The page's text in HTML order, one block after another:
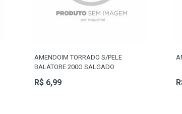
AMENDOIM TORRADO S/PELE
BALATORE 200G SALGADO
R$ 6,99